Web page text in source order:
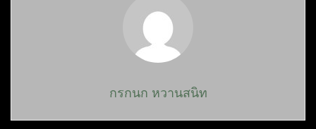
กรกนก หวานสนิท